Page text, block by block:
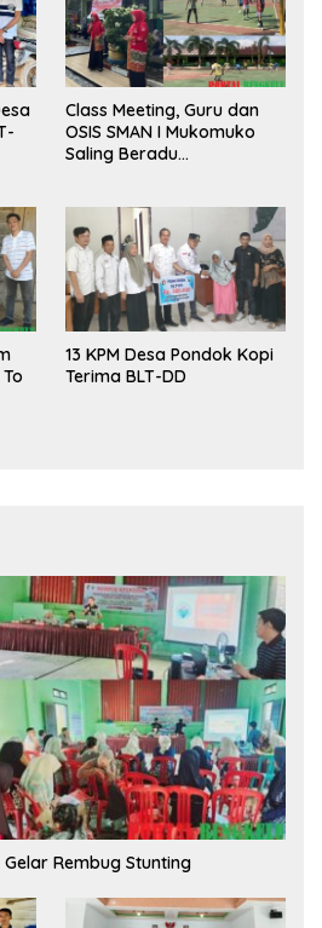
Class Meeting, Guru dan
OSIS SMAN I Mukomuko
Saling Beradu
13 KPM Desa Pondok Kopi
Terima BLT-DD
Rembug Stunting